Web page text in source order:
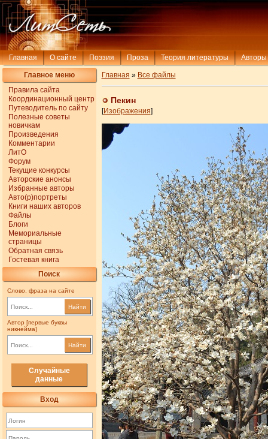
Главная О сайте Поэзия Проза Теория литературы Авторы
Главное меню
Правила сайта
Координационный центр
Путеводитель по сайту
Полезные советы
новичкам
Произведения
Комментарии
ЛитО
Форум
Текущие конкурсы
Авторские анонсы
Избранные авторы
Авто(р)портреты
Книги наших авторов
Файлы
Блоги
Мемориальные
страницы
Обратная связь
Гостевая книга
Поиск
Слово, фраза на сайте
Найти
Автор [первые буквы
никнейма]
Найти
Случайные
данные
Вход
Главная » Все файлы
Пекин
[Изображения]